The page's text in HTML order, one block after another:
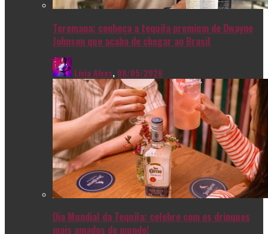
Teremana: conheça a tequila premium de Dwayne
Johnson que acaba de chegar ao Brasil
Livia Alves, 08/05/2026
Dia Mundial da Tequila: celebre com os drinques
mais amados do mundo!